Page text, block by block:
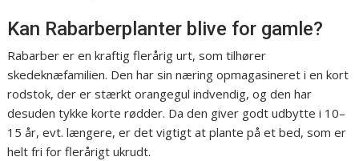
Kan Rabarberplanter blive for gamle?
Rabarber er en kraftig flerårig urt, som tilhører
skedeknæfamilien. Den har sin næring opmagasineret i en kort
rodstok, der er stærkt orangegul indvendig, og den har
desuden tykke korte rødder. Da den giver godt udbytte i 10–
15 år, evt. længere, er det vigtigt at plante på et bed, som er
helt fri for flerårigt ukrudt.